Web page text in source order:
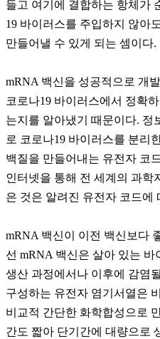
들고 여기에 결합하는 항체가
19 바이러스를 주입하지 않아
만들어낼 수 있게 되는 셈이다.
mRNA 백신을 성공적으로 개
코로나19 바이러스에서 정확
는지를 알아냈기 때문이다. 정
로 코로나19 바이러스를 분리
백질을 만들어내는 유전자 코
인터넷을 통해 전 세계의 과학
은 것은 알려진 유전자 코드에
mRNA 백신이 이전 백신보다
선 mRNA 백신은 살아 있는 바
생산 과정에서나 이후에 감염
구성하는 유전자 염기서열은
비교적 간단한 화학합성으로
간도 짧아 단기간에 대량으로